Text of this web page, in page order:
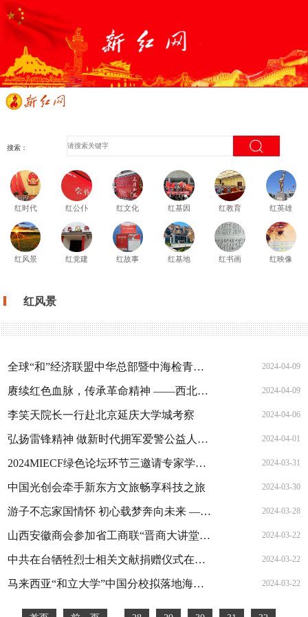
搜索：
红时代 红公仆 红文化 红基因 红教育 红英雄
红风景 红党建 红故事 红基地 红书画 红映像
红风景
全球“和”经济联盟中华总部暨中海检青岛办事处隆重揭牌 2024-04-09
赓续红色血脉，传承革命精神 ——西北革命历史博物馆项目促进会在西安举行 2024-04-09
李笑天院长一行赴北京延庆大学城考察 2024-04-06
弘扬雷锋精神 做新时代拥军爱警公益人经验交流会在北京召开 2024-04-01
2024MIECF绿色论坛环节三邀请专家学者赴澳门探讨碳中和城市发展之路 2024-03-31
中国光创会牵手新东方文旅畅享科技之旅 2024-03-30
游子不忘家国情怀 初心载梦奔向未来 ——中新文化交流大使舒然女士一行莅临舜安军创西北办考察交流 2024-03-28
山西安徽商会参加省工商联“晋商大讲堂”专题宣讲活动 2024-03-22
中共在台牺牲烈士相关文献捐赠仪式在中央党校（国家行政学院）中共党史文献中心举行 2024-03-22
马来西亚“和立大学”中国分校拟落地海南省文昌市 2024-03-22